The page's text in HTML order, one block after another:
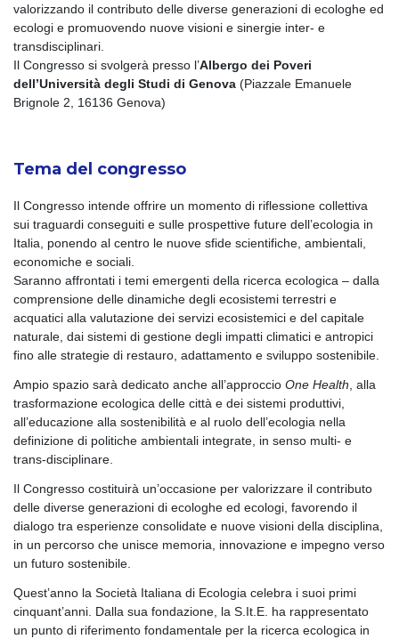
valorizzando il contributo delle diverse generazioni di ecologhe ed
ecologi e promuovendo nuove visioni e sinergie inter- e
transdisciplinari.
Il Congresso si svolgerà presso l’Albergo dei Poveri
dell’Università degli Studi di Genova (Piazzale Emanuele
Brignole 2, 16136 Genova)
Tema del congresso
Il Congresso intende offrire un momento di riflessione collettiva
sui traguardi conseguiti e sulle prospettive future dell’ecologia in
Italia, ponendo al centro le nuove sfide scientifiche, ambientali,
economiche e sociali.
Saranno affrontati i temi emergenti della ricerca ecologica – dalla
comprensione delle dinamiche degli ecosistemi terrestri e
acquatici alla valutazione dei servizi ecosistemici e del capitale
naturale, dai sistemi di gestione degli impatti climatici e antropici
fino alle strategie di restauro, adattamento e sviluppo sostenibile.
Ampio spazio sarà dedicato anche all’approccio One Health, alla
trasformazione ecologica delle città e dei sistemi produttivi,
all’educazione alla sostenibilità e al ruolo dell’ecologia nella
definizione di politiche ambientali integrate, in senso multi- e
trans-disciplinare.
Il Congresso costituirà un’occasione per valorizzare il contributo
delle diverse generazioni di ecologhe ed ecologi, favorendo il
dialogo tra esperienze consolidate e nuove visioni della disciplina,
in un percorso che unisce memoria, innovazione e impegno verso
un futuro sostenibile.
Quest’anno la Società Italiana di Ecologia celebra i suoi primi
cinquant’anni. Dalla sua fondazione, la S.It.E. ha rappresentato
un punto di riferimento fondamentale per la ricerca ecologica in